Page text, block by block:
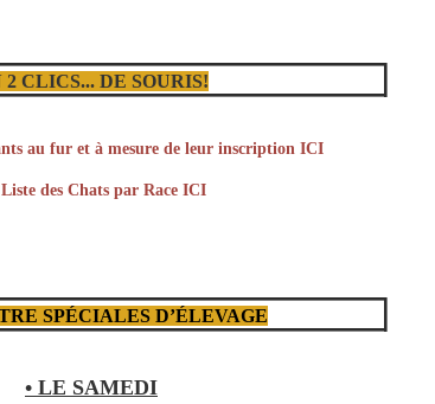
2 CLICS... DE SOURIS!
au fur et à mesure de leur inscription ICI
des Chats par Race ICI
SPÉCIALES D’ÉLEVAGE
• LE SAMEDI